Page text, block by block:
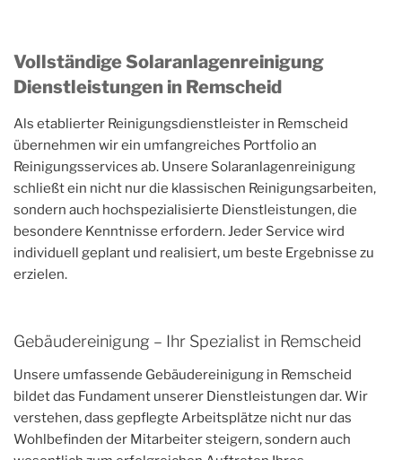
Vollständige Solaranlagenreinigung
Dienstleistungen in Remscheid
Als etablierter Reinigungsdienstleister in Remscheid
übernehmen wir ein umfangreiches Portfolio an
Reinigungsservices ab. Unsere Solaranlagenreinigung
schließt ein nicht nur die klassischen Reinigungsarbeiten,
sondern auch hochspezialisierte Dienstleistungen, die
besondere Kenntnisse erfordern. Jeder Service wird
individuell geplant und realisiert, um beste Ergebnisse zu
erzielen.
Gebäudereinigung – Ihr Spezialist in Remscheid
Unsere umfassende Gebäudereinigung in Remscheid
bildet das Fundament unserer Dienstleistungen dar. Wir
verstehen, dass gepflegte Arbeitsplätze nicht nur das
Wohlbefinden der Mitarbeiter steigern, sondern auch